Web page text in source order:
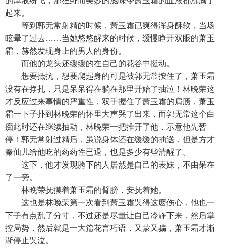
起来。
等到郭无常射精的时候，萧玉霜已爽得浑身酥软，当场
眩晕了过去……当她悠悠醒来的时候，缓慢睁开双眼的萧玉
霜，赫然发现身上的男人的身份。
而他的龙头还缓缓的在自己的花谷中挺动。
想要抵抗，想要爬起身的可是被郭无常按住了，萧玉霜
没有在挣扎，只是呆呆得在躺在那里开始了抽泣！林晚荣这
才反应过来事情的严重性，双手握住了萧玉霜的肩膀，萧玉
霜一下子扑到林晚荣的怀里大声哭了出来，而郭无常这个白
痴此时还在继续抽动，林晚荣一把推开了他，示意他先暂
停！郭无常射过精后，虽说身体还在缓缓的抽送，但是方才
秦仙儿给他吃的药药性已退，也是多少有些清醒了。
这下，他才发现胯下的人居然是自己的表妹，不由呆在
了一旁。
林晚荣抚摸着萧玉霜的臂膀，安抚着她。
这也是林晚荣第一次看到萧玉霜哭得这麽伤心，他也一
下子有点乱了分寸，不过还是尽量让自己冷静下来，然后掌
控局势，然后就是一大篇花言巧语，又蒙又骗，萧玉霜才渐
渐停止哭泣。